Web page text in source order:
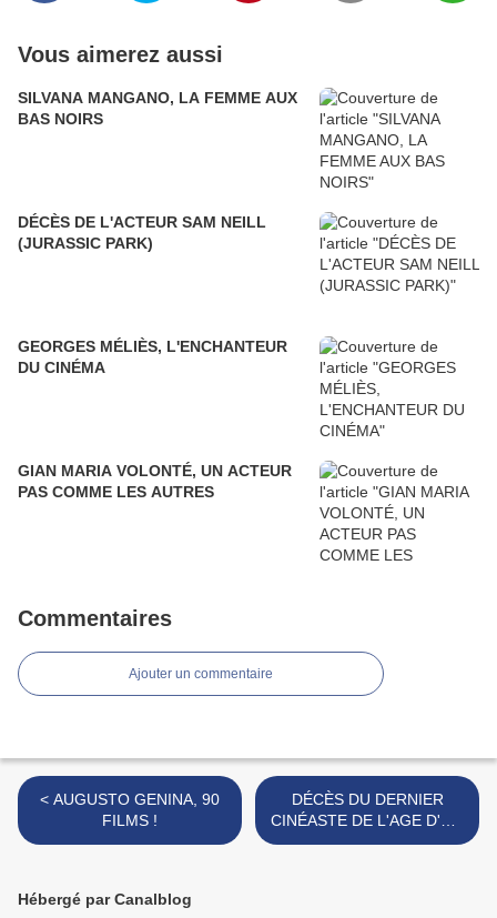
Vous aimerez aussi
SILVANA MANGANO, LA FEMME AUX
BAS NOIRS
DÉCÈS DE L'ACTEUR SAM NEILL
(JURASSIC PARK)
GEORGES MÉLIÈS, L'ENCHANTEUR
DU CINÉMA
GIAN MARIA VOLONTÉ, UN ACTEUR
PAS COMME LES AUTRES
Commentaires
Ajouter un commentaire
< AUGUSTO GENINA, 90
FILMS !
DÉCÈS DU DERNIER
CINÉASTE DE L'AGE D'OR
D'HOLLYWOOD STANLEY
Hébergé par Canalblog